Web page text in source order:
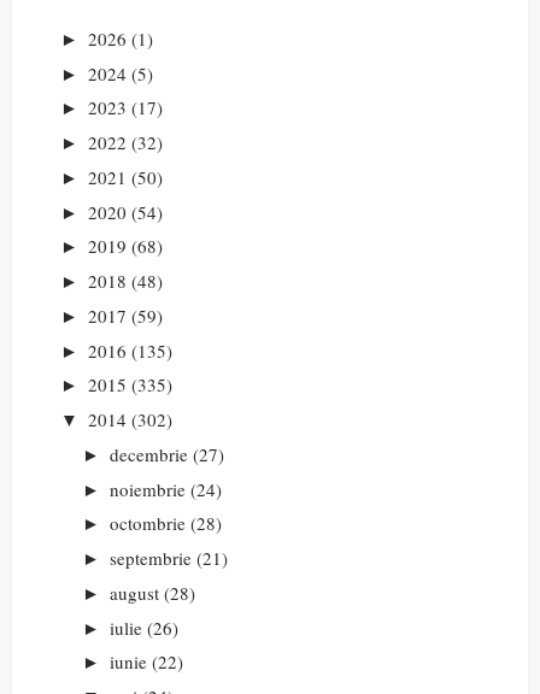
► 2026 (1)
► 2024 (5)
► 2023 (17)
► 2022 (32)
► 2021 (50)
► 2020 (54)
► 2019 (68)
► 2018 (48)
► 2017 (59)
► 2016 (135)
► 2015 (335)
▼ 2014 (302)
► decembrie (27)
► noiembrie (24)
► octombrie (28)
► septembrie (21)
► august (28)
► iulie (26)
► iunie (22)